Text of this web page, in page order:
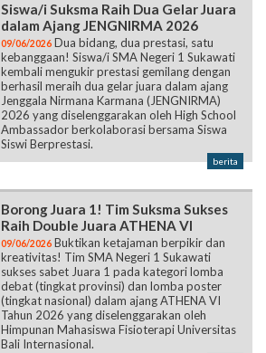
Siswa/i Suksma Raih Dua Gelar Juara
dalam Ajang JENGNIRMA 2026
09/06/2026 Dua bidang, dua prestasi, satu
kebanggaan! Siswa/i SMA Negeri 1 Sukawati
kembali mengukir prestasi gemilang dengan
berhasil meraih dua gelar juara dalam ajang
Jenggala Nirmana Karmana (JENGNIRMA)
2026 yang diselenggarakan oleh High School
Ambassador berkolaborasi bersama Siswa
Siswi Berprestasi.
berita
Borong Juara 1! Tim Suksma Sukses
Raih Double Juara ATHENA VI
09/06/2026 Buktikan ketajaman berpikir dan
kreativitas! Tim SMA Negeri 1 Sukawati
sukses sabet Juara 1 pada kategori lomba
debat (tingkat provinsi) dan lomba poster
(tingkat nasional) dalam ajang ATHENA VI
Tahun 2026 yang diselenggarakan oleh
Himpunan Mahasiswa Fisioterapi Universitas
Bali Internasional.